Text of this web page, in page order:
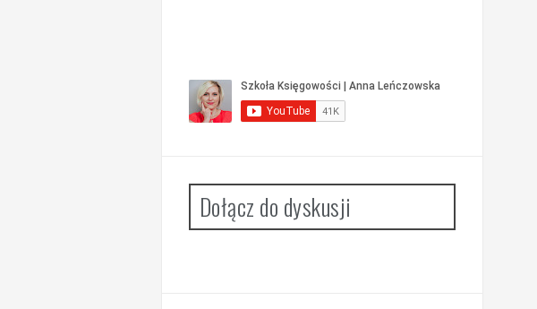
Dołącz do dyskusji